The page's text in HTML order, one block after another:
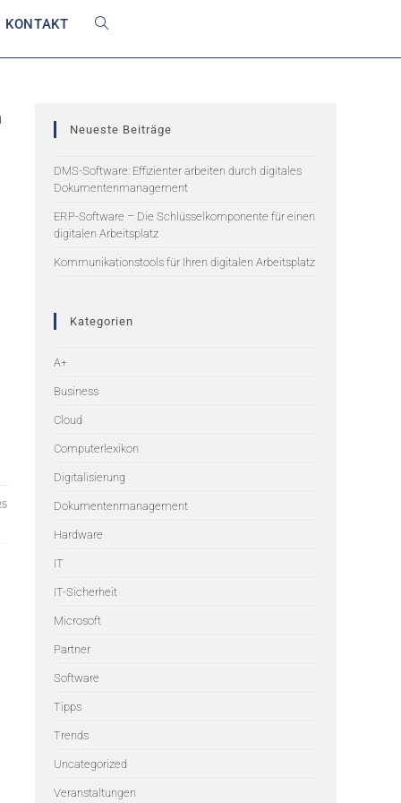
KONTAKT
Neueste Beiträge
DMS-Software: Effizienter arbeiten durch digitales
Dokumentenmanagement
ERP-Software – Die Schlüsselkomponente für einen
digitalen Arbeitsplatz
Kommunikationstools für Ihren digitalen Arbeitsplatz
Kategorien
A+
Business
Cloud
Computerlexikon
Digitalisierung
Dokumentenmanagement
Hardware
IT
IT-Sicherheit
Microsoft
Partner
Software
Tipps
Trends
Uncategorized
Veranstaltungen